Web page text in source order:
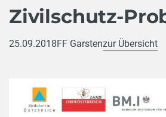
Zivilschutz-
25.09.2018FF Garstenzur Übersicht